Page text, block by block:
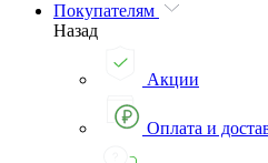
Покупателям
Назад
Акции
Оплата и